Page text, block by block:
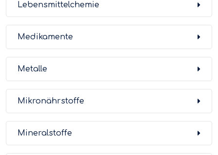
Lebensmittelchemie
Medikamente
Metalle
Mikronährstoffe
Mineralstoffe